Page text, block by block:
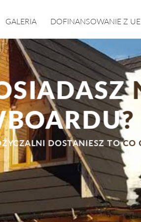
GALERIA DOFINANSOWANIE Z UE